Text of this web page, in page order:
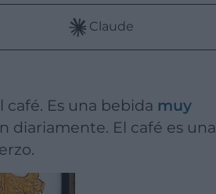
Claude
café. Es una bebida muy
diariamente. El café es una